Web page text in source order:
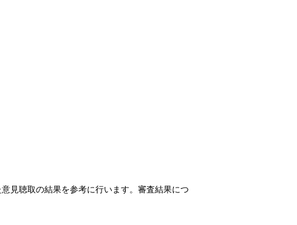
⾒聴取の結果を参考に⾏います。審査結果につ